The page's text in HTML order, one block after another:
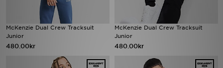
McKenzie Dual Crew Tracksuit
Junior
480.00kr
McKenzie Dual Crew Tracksuit
Junior
480.00kr